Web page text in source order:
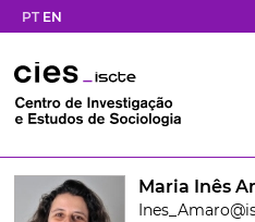
PT EN
Maria Inês